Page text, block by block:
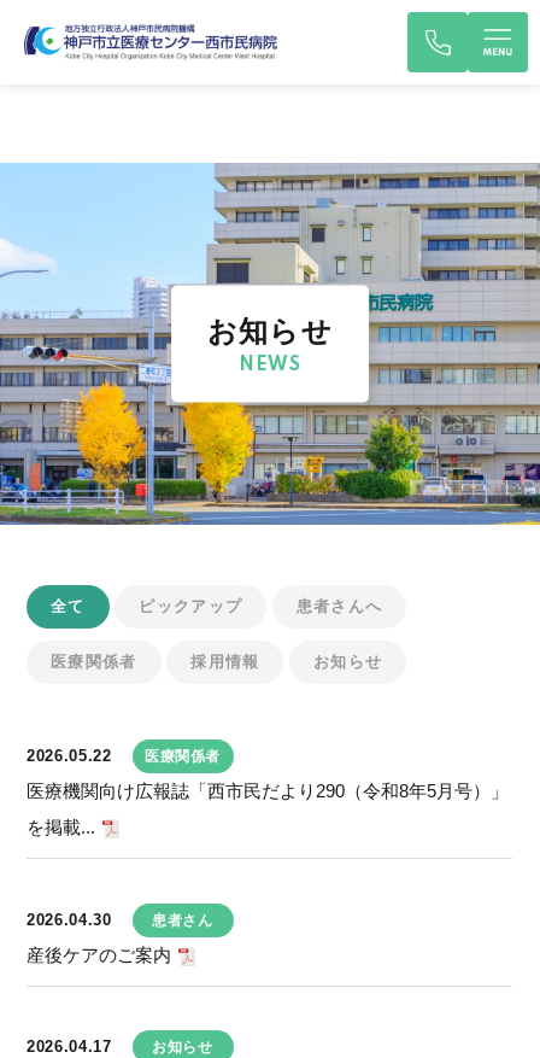
お知らせ
NEWS
全て ピックアップ 患者さんへ
医療関係者 採用情報 お知らせ
2026.05.22 医療関係者
医療機関向け広報誌「西市民だより290（令和8年5月号）」
を掲載...
2026.04.30 患者さん
産後ケアのご案内
2026.04.17 お知らせ